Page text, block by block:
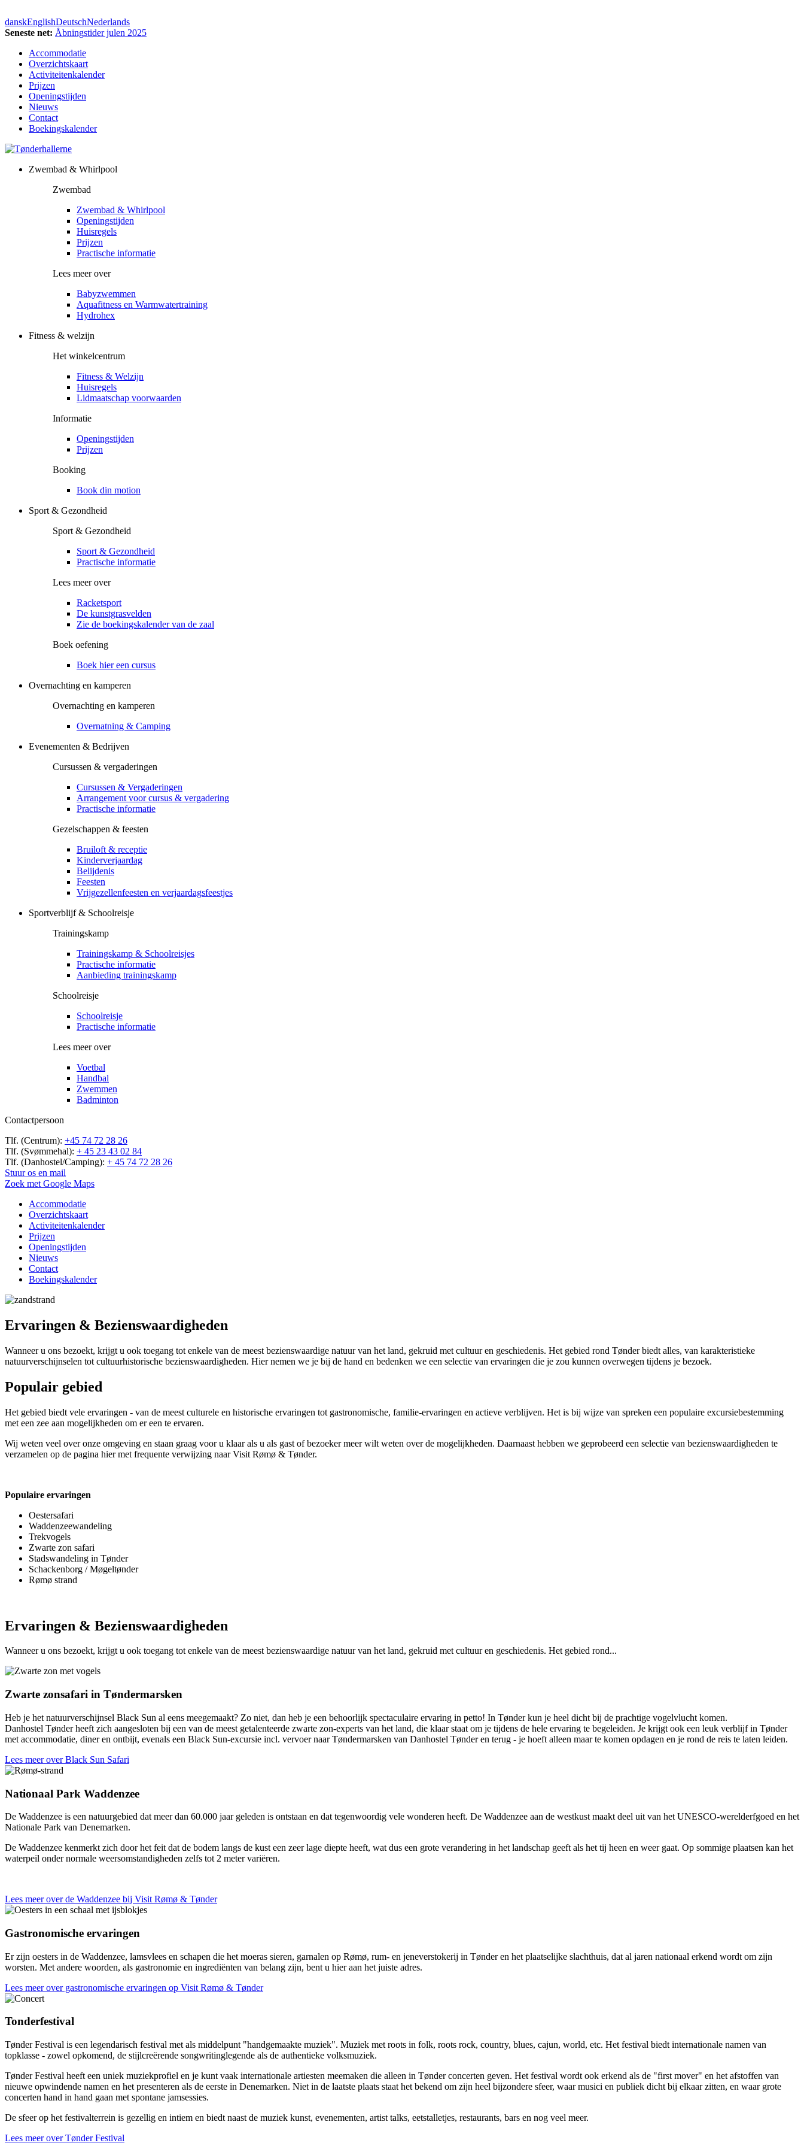
danskEnglishDeutschNederlands
Seneste net: Åbningstider julen 2025
Accommodatie
Overzichtskaart
Activiteitenkalender
Prijzen
Openingstijden
Nieuws
Contact
Boekingskalender
Zwembad & Whirlpool
Zwembad
Zwembad & Whirlpool
Openingstijden
Huisregels
Prijzen
Practische informatie
Lees meer over
Babyzwemmen
Aquafitness en Warmwatertraining
Hydrohex
Fitness & welzijn
Het winkelcentrum
Fitness & Welzijn
Huisregels
Lidmaatschap voorwaarden
Informatie
Openingstijden
Prijzen
Booking
Book din motion
Sport & Gezondheid
Sport & Gezondheid
Sport & Gezondheid
Practische informatie
Lees meer over
Racketsport
De kunstgrasvelden
Zie de boekingskalender van de zaal
Boek oefening
Boek hier een cursus
Overnachting en kamperen
Overnachting en kamperen
Overnatning & Camping
Evenementen & Bedrijven
Cursussen & vergaderingen
Cursussen & Vergaderingen
Arrangement voor cursus & vergadering
Practische informatie
Gezelschappen & feesten
Bruiloft & receptie
Kinderverjaardag
Belijdenis
Feesten
Vrijgezellenfeesten en verjaardagsfeestjes
Sportverblijf & Schoolreisje
Trainingskamp
Trainingskamp & Schoolreisjes
Practische informatie
Aanbieding trainingskamp
Schoolreisje
Schoolreisje
Practische informatie
Lees meer over
Voetbal
Handbal
Zwemmen
Badminton
Contactpersoon
Tlf. (Centrum): +45 74 72 28 26
Tlf. (Svømmehal): + 45 23 43 02 84
Tlf. (Danhostel/Camping): + 45 74 72 28 26
Stuur os en mail
Zoek met Google Maps
Accommodatie
Overzichtskaart
Activiteitenkalender
Prijzen
Openingstijden
Nieuws
Contact
Boekingskalender
Ervaringen & Bezienswaardigheden
Wanneer u ons bezoekt, krijgt u ook toegang tot enkele van de meest bezienswaardige natuur van het land, gekruid met cultuur en geschiedenis. Het gebied rond Tønder biedt alles, van karakteristieke
natuurverschijnselen tot cultuurhistorische bezienswaardigheden. Hier nemen we je bij de hand en bedenken we een selectie van ervaringen die je zou kunnen overwegen tijdens je bezoek.
Populair gebied
Het gebied biedt vele ervaringen - van de meest culturele en historische ervaringen tot gastronomische, familie-ervaringen en actieve verblijven. Het is bij wijze van spreken een populaire excursiebestemming
met een zee aan mogelijkheden om er een te ervaren.
Wij weten veel over onze omgeving en staan graag voor u klaar als u als gast of bezoeker meer wilt weten over de mogelijkheden. Daarnaast hebben we geprobeerd een selectie van bezienswaardigheden te
verzamelen op de pagina hier met frequente verwijzing naar Visit Rømø & Tønder.
Populaire ervaringen
Oestersafari
Waddenzeewandeling
Trekvogels
Zwarte zon safari
Stadswandeling in Tønder
Schackenborg / Møgeltønder
Rømø strand
Ervaringen & Bezienswaardigheden
Wanneer u ons bezoekt, krijgt u ook toegang tot enkele van de meest bezienswaardige natuur van het land, gekruid met cultuur en geschiedenis. Het gebied rond...
Zwarte zonsafari in Tøndermarsken
Heb je het natuurverschijnsel Black Sun al eens meegemaakt? Zo niet, dan heb je een behoorlijk spectaculaire ervaring in petto! In Tønder kun je heel dicht bij de prachtige vogelvlucht komen.
Danhostel Tønder heeft zich aangesloten bij een van de meest getalenteerde zwarte zon-experts van het land, die klaar staat om je tijdens de hele ervaring te begeleiden. Je krijgt ook een leuk verblijf in Tønder
met accommodatie, diner en ontbijt, evenals een Black Sun-excursie incl. vervoer naar Tøndermarsken van Danhostel Tønder en terug - je hoeft alleen maar te komen opdagen en je rond de reis te laten leiden.
Lees meer over Black Sun Safari
Nationaal Park Waddenzee
De Waddenzee is een natuurgebied dat meer dan 60.000 jaar geleden is ontstaan en dat tegenwoordig vele wonderen heeft. De Waddenzee aan de westkust maakt deel uit van het UNESCO-werelderfgoed en het
Nationale Park van Denemarken.
De Waddenzee kenmerkt zich door het feit dat de bodem langs de kust een zeer lage diepte heeft, wat dus een grote verandering in het landschap geeft als het tij heen en weer gaat. Op sommige plaatsen kan het
waterpeil onder normale weersomstandigheden zelfs tot 2 meter variëren.
Lees meer over de Waddenzee bij Visit Rømø & Tønder
Gastronomische ervaringen
Er zijn oesters in de Waddenzee, lamsvlees en schapen die het moeras sieren, garnalen op Rømø, rum- en jeneverstokerij in Tønder en het plaatselijke slachthuis, dat al jaren nationaal erkend wordt om zijn
worsten. Met andere woorden, als gastronomie en ingrediënten van belang zijn, bent u hier aan het juiste adres.
Lees meer over gastronomische ervaringen op Visit Rømø & Tønder
Tonderfestival
Tønder Festival is een legendarisch festival met als middelpunt "handgemaakte muziek". Muziek met roots in folk, roots rock, country, blues, cajun, world, etc. Het festival biedt internationale namen van
topklasse - zowel opkomend, de stijlcreërende songwritinglegende als de authentieke volksmuziek.
Tønder Festival heeft een uniek muziekprofiel en je kunt vaak internationale artiesten meemaken die alleen in Tønder concerten geven. Het festival wordt ook erkend als de "first mover" en het afstoffen van
nieuwe opwindende namen en het presenteren als de eerste in Denemarken. Niet in de laatste plaats staat het bekend om zijn heel bijzondere sfeer, waar musici en publiek dicht bij elkaar zitten, en waar grote
concerten hand in hand gaan met spontane jamsessies.
De sfeer op het festivalterrein is gezellig en intiem en biedt naast de muziek kunst, evenementen, artist talks, eetstalletjes, restaurants, bars en nog veel meer.
Lees meer over Tønder Festival